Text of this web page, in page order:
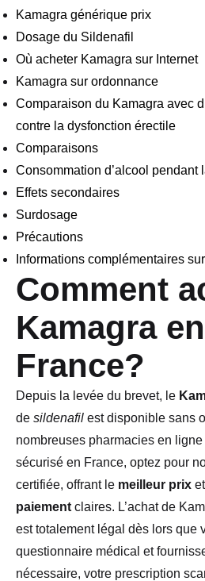
Kamagra générique prix
Dosage du Sildenafil
Où acheter Kamagra sur Internet
Kamagra sur ordonnance
Comparaison du Kamagra avec
contre la dysfonction érectile
Comparaisons
Consommation d’alcool pendant
Effets secondaires
Surdosage
Précautions
Informations complémentaires
Comment
Kamagra en
France?
Depuis la levée du brevet, le
de sildenafil est disponible sans
nombreuses pharmacies en
sécurisé en France, optez pour
certifiée, offrant le meilleur prix
paiement claires. L’achat de
est totalement légal dès lors que
questionnaire médical et
nécessaire, votre prescription